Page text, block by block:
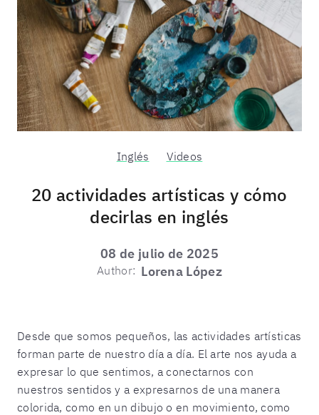
Inglés Videos
20 actividades artísticas y cómo
decirlas en inglés
08 de julio de 2025
Author: Lorena López
Desde que somos pequeños, las actividades artísticas
forman parte de nuestro día a día. El arte nos ayuda a
expresar lo que sentimos, a conectarnos con
nuestros sentidos y a expresarnos de una manera
colorida, como en un dibujo o en movimiento, como